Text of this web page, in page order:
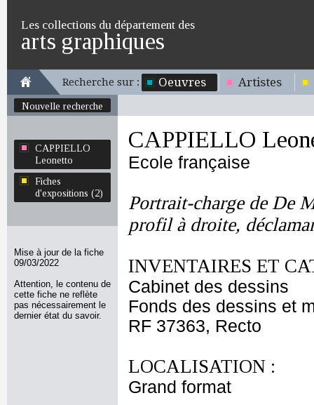
Les collections du département des
arts graphiques
Recherche sur : Oeuvres Artistes
Nouvelle recherche
CAPPIELLO
Leonetto
Fiches
d'expositions (2)
Mise à jour de la fiche
09/03/2022
Attention, le contenu de
cette fiche ne reflète
pas nécessairement le
dernier état du savoir.
CAPPIELLO
Ecole française
Portrait-charge de De
profil à droite,
INVENTAIRES ET
Cabinet des dessins
Fonds des dessins et
RF 37363, Recto
LOCALISATION :
Grand format